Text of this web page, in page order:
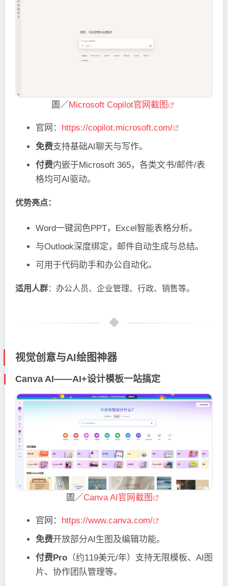
圖／Microsoft Copilot官网截图
官网： https://copilot.microsoft.com/
免费支持基础AI聊天与写作。
付费内嵌于Microsoft 365，各类文书/邮件/表
格均可AI驱动。
优势亮点：
Word一键润色PPT，Excel智能表格分析。
与Outlook深度绑定，邮件自动生成与总结。
可用于代码助手和办公自动化。
适用人群：办公人员、企业管理、行政、销售等。
视觉创意与AI绘图神器
Canva AI——AI+设计模板一站搞定
圖／Canva AI官网截图
官网： https://www.canva.com/
免费开放部分AI生图及编辑功能。
付费Pro （约119美元/年）支持无限模板、AI图
片、协作团队管理等。